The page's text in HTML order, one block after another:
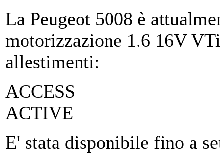
La Peugeot 5008 è
motorizzazione 1.6 16V
allestimenti:
ACCESS
ACTIVE
E' stata disponibile fino a